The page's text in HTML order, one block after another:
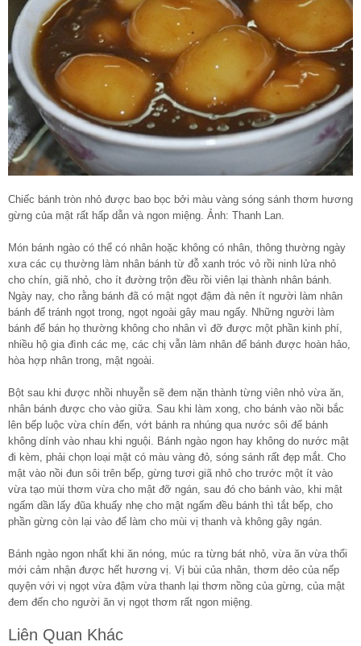
Chiếc bánh tròn nhỏ được bao bọc bởi màu vàng sóng sánh thơm hương
gừng của mật rất hấp dẫn và ngon miệng. Ảnh: Thanh Lan.
Món bánh ngào có thể có nhân hoặc không có nhân, thông thường ngày
xưa các cụ thường làm nhân bánh từ đỗ xanh tróc vỏ rồi ninh lửa nhỏ
cho chín, giã nhỏ, cho ít đường trộn đều rồi viên lại thành nhân bánh.
Ngày nay, cho rằng bánh đã có mật ngọt đậm đà nên ít người làm nhân
bánh để tránh ngọt trong, ngọt ngoài gây mau ngấy. Những người làm
bánh để bán họ thường không cho nhân vì đỡ được một phần kinh phí,
nhiều hộ gia đình các mẹ, các chị vẫn làm nhân để bánh được hoàn hảo,
hòa hợp nhân trong, mật ngoài.
Bột sau khi được nhồi nhuyễn sẽ đem nặn thành từng viên nhỏ vừa ăn,
nhân bánh được cho vào giữa. Sau khi làm xong, cho bánh vào nồi bắc
lên bếp luộc vừa chín đến, vớt bánh ra nhúng qua nước sôi để bánh
không dính vào nhau khi nguội. Bánh ngào ngon hay không do nước mật
đi kèm, phải chọn loại mật có màu vàng đỏ, sóng sánh rất đẹp mắt. Cho
mật vào nồi đun sôi trên bếp, gừng tươi giã nhỏ cho trước một ít vào
vừa tạo mùi thơm vừa cho mật đỡ ngán, sau đó cho bánh vào, khi mật
ngấm dần lấy đũa khuấy nhẹ cho mật ngấm đều bánh thì tắt bếp, cho
phần gừng còn lại vào để làm cho mùi vị thanh và không gây ngán.
Bánh ngào ngon nhất khi ăn nóng, múc ra từng bát nhỏ, vừa ăn vừa thổi
mới cảm nhận được hết hương vị. Vị bùi của nhân, thơm dẻo của nếp
quyện với vị ngọt vừa đậm vừa thanh lại thơm nồng của gừng, của mật
đem đến cho người ăn vị ngọt thơm rất ngon miệng.
Liên Quan Khác